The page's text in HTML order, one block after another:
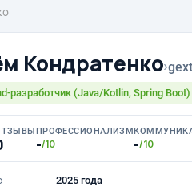
Кондратенко›
разработчик (Java/Kotlin, Spring
ПРОФЕССИОНАЛИЗМ
-/10 -/10
2025 года